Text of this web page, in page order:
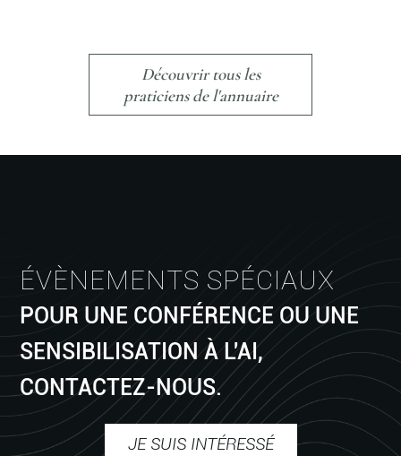
Découvrir tous les
praticiens de l'annuaire
ÉVÈNEMENTS SPÉCIAUX
POUR UNE CONFÉRENCE OU UNE
SENSIBILISATION À L'AI,
CONTACTEZ-NOUS.
JE SUIS INTÉRESSÉ